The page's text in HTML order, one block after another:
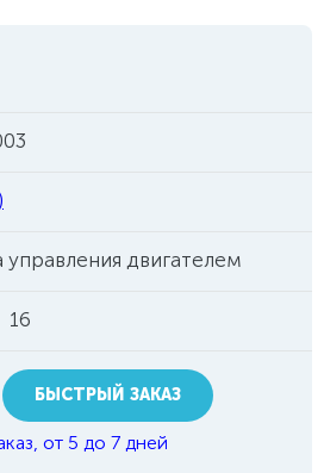
управления двигателем
16
БЫСТРЫЙ ЗАКАЗ
от 5 до 7 дней